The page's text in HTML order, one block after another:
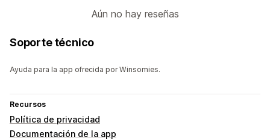
Aún no hay reseñas
Soporte técnico
Ayuda para la app ofrecida por Winsomies.
Recursos
Política de privacidad
Documentación de la app